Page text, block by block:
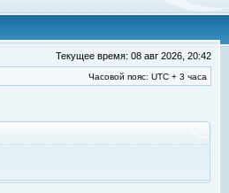
Текущее время: 08 авг 2026, 20:42
Часовой пояс: UTC + 3 часа